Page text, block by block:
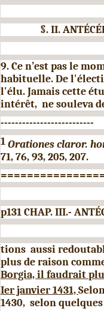
§. II.
9. Ce n’est pas le
habituelle. De
l'élu. Jamais cette
intérêt, ne souleva
--------------------------
1Orationes claror.
71, 76, 93, 205, 207.
p131 CHAP. III.-
tions aussi
plus de raison
Borgia, il faudrait
Ier janvier 1431,
1430, selon